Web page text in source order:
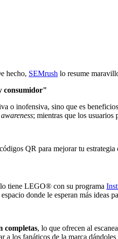
hecho, SEMrush lo resume
consumidor"
o inofensiva, sino que es
; mientras que los usuarios
QR para mejorar tu
tiene LEGO® con su programa
donde le esperan más ideas
completas, lo que ofrecen al
los fanáticos de la marca